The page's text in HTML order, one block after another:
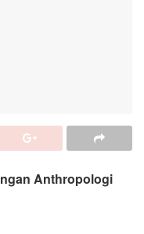
Anthropologi